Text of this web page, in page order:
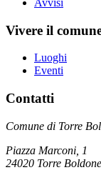
Vivere il
Luoghi
Eventi
Contatti
Comune di Torre
Piazza Marconi, 1
24020 Torre